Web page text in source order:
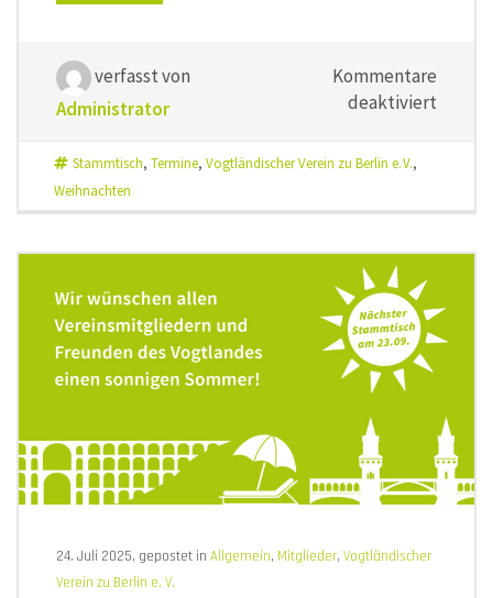
verfasst von
Administrator
Kommentare
deaktiviert
Stammtisch, Termine, Vogtländischer Verein zu Berlin e. V.,
Weihnachten
24. Juli 2025, gepostet in Allgemein, Mitglieder, Vogtländischer
Verein zu Berlin e. V.